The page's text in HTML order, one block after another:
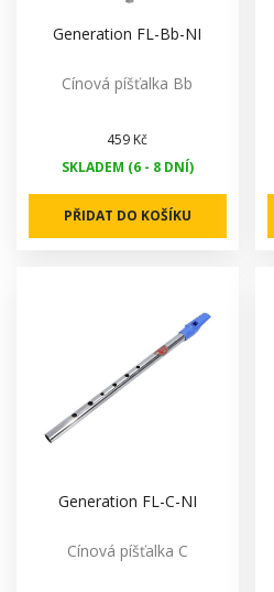
Generation FL-Bb-NI
Cínová píšťalka Bb
459 Kč
SKLADEM (6 - 8 DNÍ)
PŘIDAT DO KOŠÍKU
Generation FL-C-NI
Cínová píšťalka C